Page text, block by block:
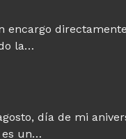
encargo
la…
día de mi
es un…